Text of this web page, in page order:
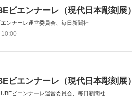
ビエンナーレ（現代日本彫刻展）
ンナーレ運営委員会、毎日新聞社
ビエンナーレ（現代日本彫刻展）
ビエンナーレ運営委員会、毎日新聞社